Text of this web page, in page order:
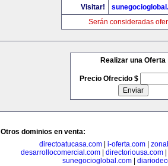
Visitar!
Serán consideradas
Realizar una Oferta
Precio Ofrecido $
Otros dominios en venta:
directoatucasa.com| i-oferta.com|
desarrollocomercial.com
directoriousa.com
sunegocioglobal.com|